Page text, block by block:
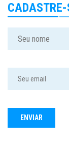
CADASTRE-